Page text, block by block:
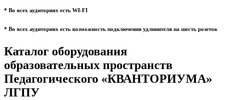
* Во всех аудиториях есть WI-FI
* Во всех аудиториях есть возможность подключения удлинителя на шесть розеток
Каталог оборудования
образовательных пространств
Педагогического «КВАНТОРИУМА»
ЛГПУ